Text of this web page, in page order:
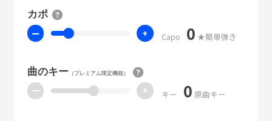
カポ
ー + Capo 0 ★簡単弾き
曲のキー（プレミアム限定機能）
ー + キー 0 原曲キー